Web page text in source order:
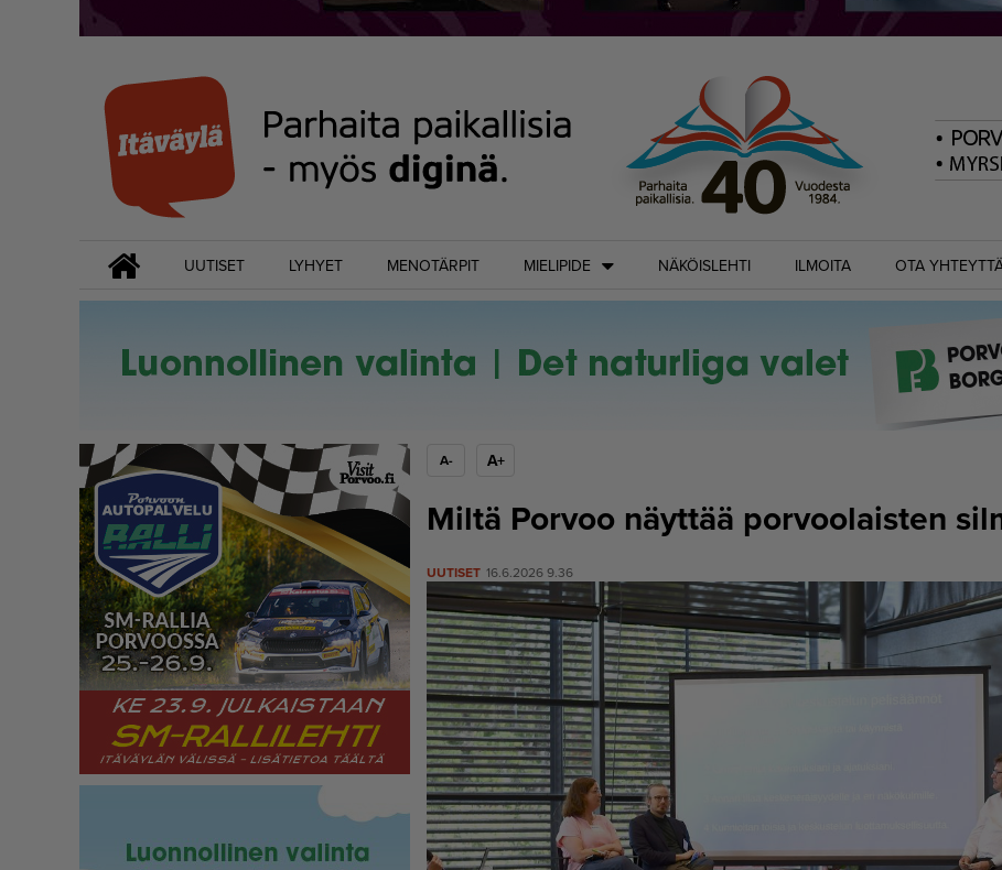
UUTISET LYHYET MENOTÄRPIT MIELIPIDE NÄKÖISLEHTI ILMOITA OTA
A- A+
Miltä Porvoo näyttää porvoolaisten
UUTISET 16.6.2026 9.36